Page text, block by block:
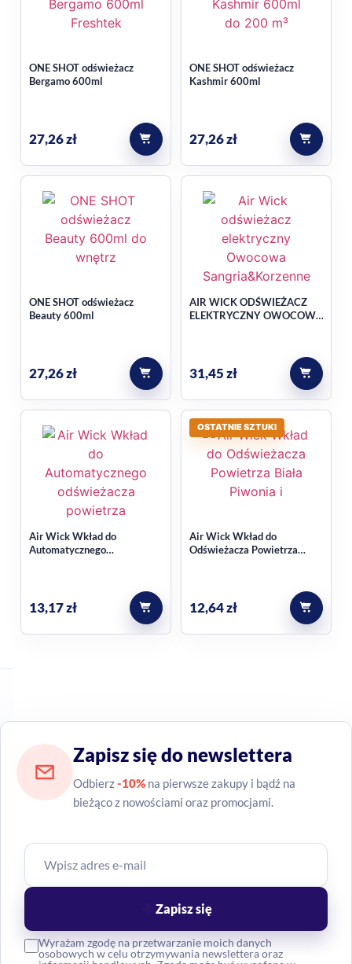
użycia?
odświeżyć nawet do 200 m³ powierzchni.
ONE SHOT odświeżacz
Bergamo 600ml
27,26zł
ONE SHOT odświeżacz
Kashmir 600ml
27,26zł
ONE SHOT odświeżacz
Beauty 600ml
27,26zł
AIR WICK ODŚWIEŻACZ
ELEKTRYCZNY OWOCOWA
31,45zł
Air Wick Wkład do
Automatycznego
13,17zł
OSTATNIE SZTUKI
Air Wick Wkład do
Odświeżacza Powietrza
12,64zł
Zapisz się do newslettera
Odbierz-10% na pierwsze zakupy i bądź na
bieżąco z nowościami oraz promocjami.
Wyrażam zgodę na przetwarzanie moich danych
osobowych w celu otrzymywania newslettera oraz
Zapisz się